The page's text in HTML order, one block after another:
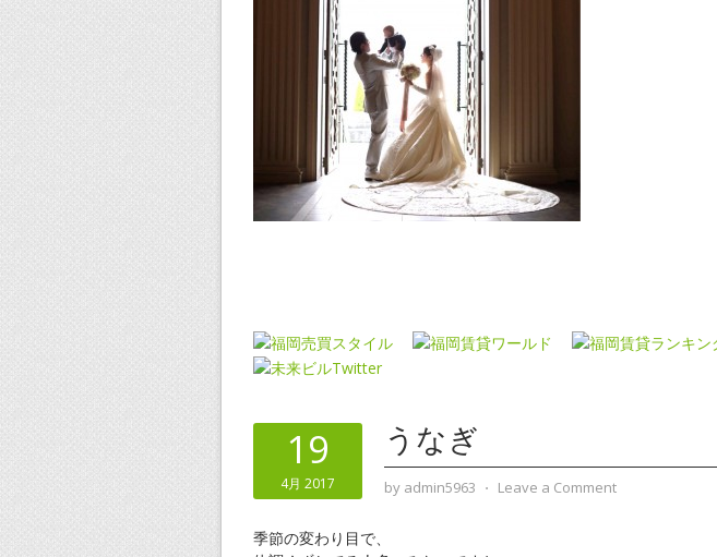
19
4月 2017
うなぎ
by admin5963 ⋅ Leave a Comment
季節の変わり目で、